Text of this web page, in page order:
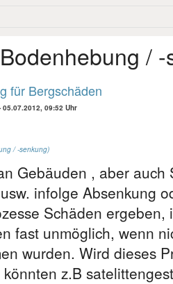
/
für Bergschäden
05.07.2012, 09:52 Uhr
/ -senkung)
Gebäuden , aber
infolge Absenkung
Schäden
fast unmöglich, wenn
wurden. Wird dieses
z.B